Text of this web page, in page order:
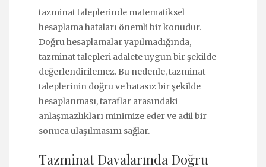
tazminat taleplerinde matematiksel
hesaplama hataları önemli bir konudur.
Doğru hesaplamalar yapılmadığında,
tazminat talepleri adalete uygun bir şekilde
değerlendirilemez. Bu nedenle, tazminat
taleplerinin doğru ve hatasız bir şekilde
hesaplanması, taraflar arasındaki
anlaşmazlıkları minimize eder ve adil bir
sonuca ulaşılmasını sağlar.
Tazminat Davalarında Doğru